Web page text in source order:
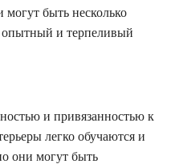
быть несколько
и терпеливый
и привязанностью к
легко обучаются и
они могут быть